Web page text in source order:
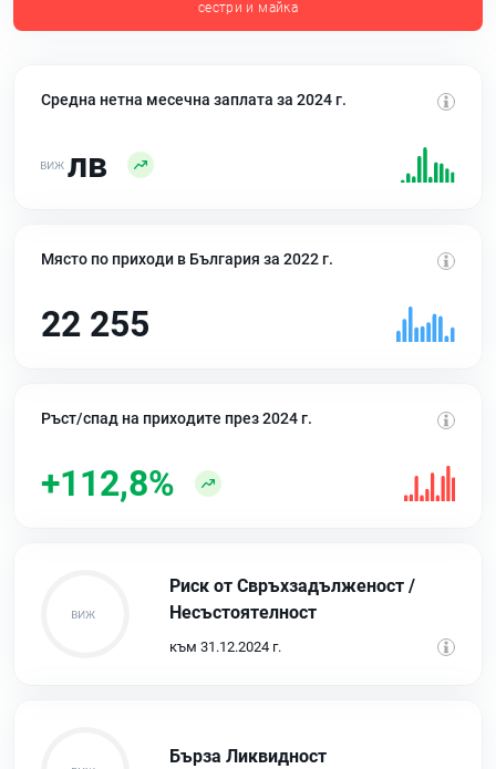
сестри и майка
Средна нетна месечна заплата за 2024 г.
лв
Място по приходи в България за 2022 г.
22 255
Ръст/спад на приходите през 2024 г.
+112,8%
Риск от Свръхзадълженост /
Несъстоятелност
към 31.12.2024 г.
Бърза Ликвидност